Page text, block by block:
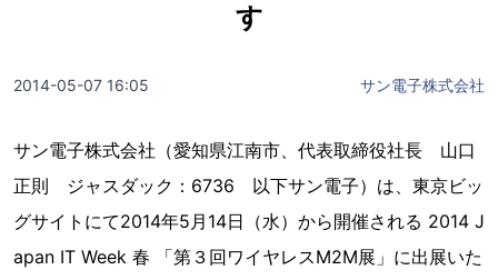
す
2014-05-07 16:05 サン電子株式会社
サン電子株式会社（愛知県江南市、代表取締役社長 山口
正則 ジャスダック：6736 以下サン電子）は、東京ビッ
グサイトにて2014年5月14日（水）から開催される 2014 J
apan IT Week 春 「第３回ワイヤレスM2M展」に出展いた